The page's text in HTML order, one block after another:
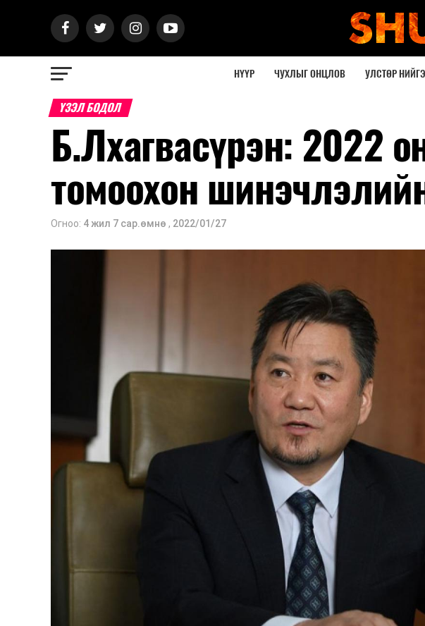
НҮҮР ЧУХЛЫГ ОНЦЛОВ УЛСТӨР
ҮЗЭЛ БОДОЛ
Б.Лхагвасүрэн: 2022
томоохон
Огноо: 4 жил 7 сар.өмнө , 2022/01/27